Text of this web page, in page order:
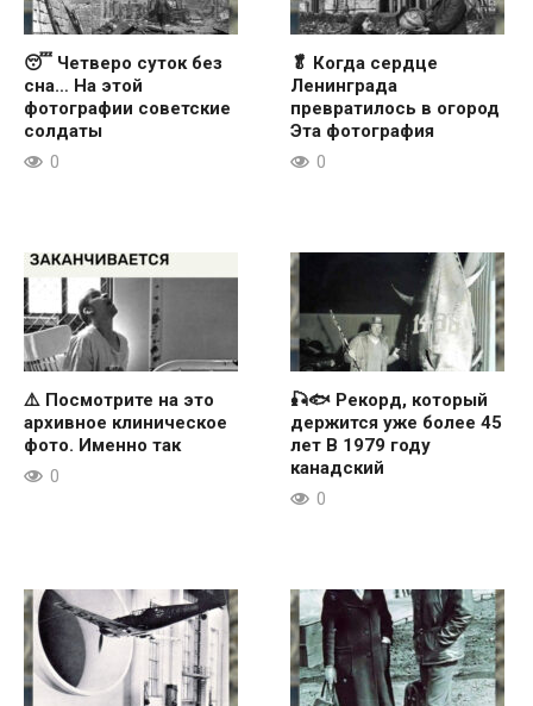
😴 Четверо суток без
сна… На этой
фотографии советские
солдаты
0
🥬 Когда сердце
Ленинграда
превратилось в огород
Эта фотография
0
⚠️ Посмотрите на это
архивное клиническое
фото. Именно так
0
🎣🐟 Рекорд, который
держится уже более 45
лет В 1979 году
канадский
0